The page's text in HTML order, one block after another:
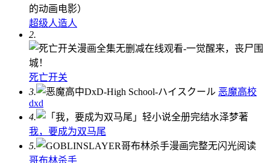
超级人造人
2.
死亡开关
3.
恶魔高校
dxd
4.
我，要成为双马尾
5.
哥布林杀手